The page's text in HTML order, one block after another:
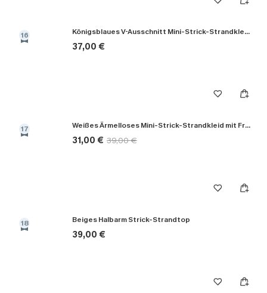
16 Königsblaues V-Ausschnitt Mini-Strick-Strandkleid
37,00 €
17 Weißes Ärmelloses Mini-Strick-Strandkleid mit Fransenbesatz
31,00 € 39,00 €
18 Beiges Halbarm Strick-Strandtop
39,00 €